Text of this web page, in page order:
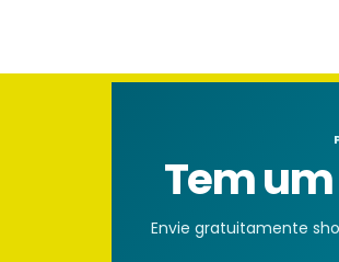
Tem
Envie gratuitamente